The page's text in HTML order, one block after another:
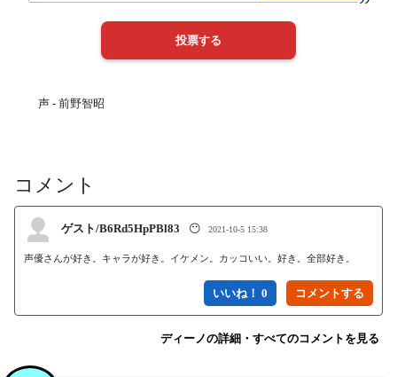
声 - 前野智昭
コメント
ゲスト/B6Rd5HpPBl83 😶 2021-10-5 15:38
声優さんが好き。キャラが好き。イケメン。カッコいい。好き。全部好き。
いいね！ 0
ディーノの詳細・すべてのコメントを見る